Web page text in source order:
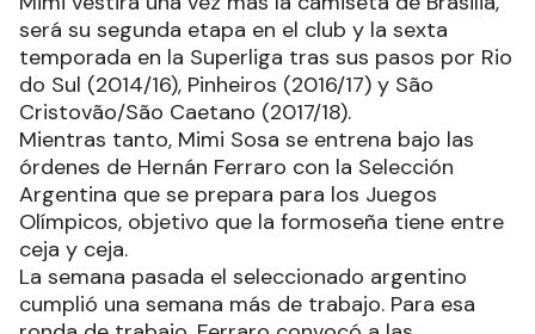
será su segunda etapa en el club y la sexta
temporada en la Superliga tras sus pasos por Rio
do Sul (2014/16), Pinheiros (2016/17) y São
Cristovão/São Caetano (2017/18).
Mientras tanto, Mimi Sosa se entrena bajo las
órdenes de Hernán Ferraro con la Selección
Argentina que se prepara para los Juegos
Olímpicos, objetivo que la formoseña tiene entre
ceja y ceja.
La semana pasada el seleccionado argentino
cumplió una semana más de trabajo. Para esa